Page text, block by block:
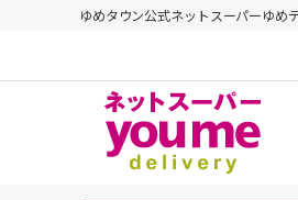
ゆめタウン公式ネットスーパーゆめ